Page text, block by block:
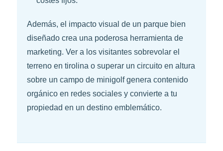
Además, el impacto visual de un parque bien
diseñado crea una poderosa herramienta de
marketing. Ver a los visitantes sobrevolar el
terreno en tirolina o superar un circuito en altura
sobre un campo de minigolf genera contenido
orgánico en redes sociales y convierte a tu
propiedad en un destino emblemático.